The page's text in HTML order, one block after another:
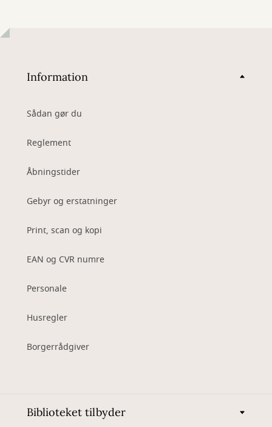
Information
Sådan gør du
Reglement
Åbningstider
Gebyr og erstatninger
Print, scan og kopi
EAN og CVR numre
Personale
Husregler
Borgerrådgiver
Biblioteket tilbyder